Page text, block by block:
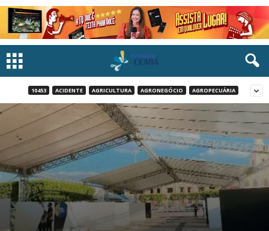
10453 ACIDENTE AGRICULTURA AGRONEGÓCIO AGROPECUÁRIA